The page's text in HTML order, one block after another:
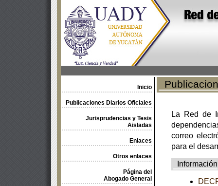
Inicio
Publicaciones Diarios Oficiales
Jurisprudencias y Tesis
Aisladas
Enlaces
Otros enlaces
Página del
Abogado General
La Red de
correo
para el
Información